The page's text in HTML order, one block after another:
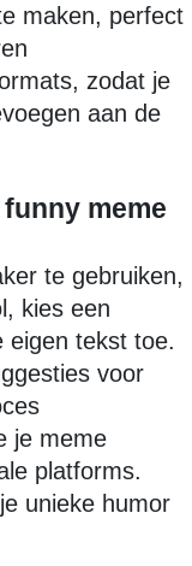
maken, perfect
zodat je
aan de
meme
te gebruiken,
kies een
eigen tekst toe.
voor
je meme
platforms.
unieke humor